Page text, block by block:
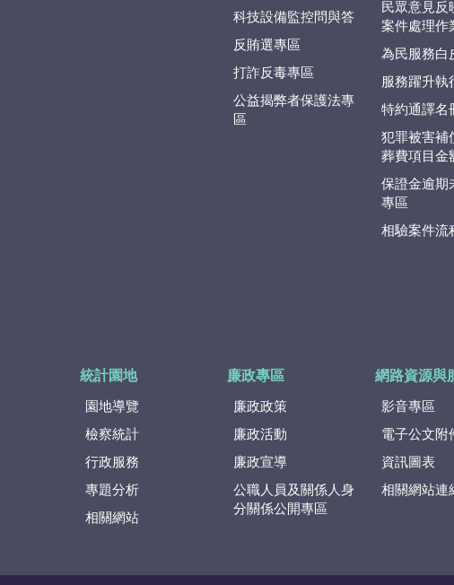
科技設備監控問與答
反賄選專區
打詐反毒專區
公益揭弊者保護法專
區
民眾意見反
案件處理作
為民服務白
服務躍升執
特約通譯名
犯罪被害補
葬費項目金
保證金逾期
專區
相驗案件流
統計園地
園地導覽
檢察統計
行政服務
專題分析
相關網站
廉政專區
廉政政策
廉政活動
廉政宣導
公職人員及關係人身
分關係公開專區
網路資源與
影音專區
電子公文附
資訊圖表
相關網站連